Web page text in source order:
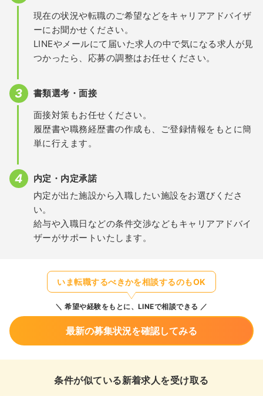
現在の状況や転職のご希望などをキャリアアドバイザ
ーにお聞かせください。
LINEやメールにて届いた求人の中で気になる求人が見
つかったら、応募の調整はお任せください。
書類選考・面接
面接対策もお任せください。
履歴書や職務経歴書の作成も、ご登録情報をもとに簡
単に行えます。
内定・内定承諾
内定が出た施設から入職したい施設をお選びくださ
い。
給与や入職日などの条件交渉などもキャリアアドバイ
ザーがサポートいたします。
いま転職するべきかを相談するのもOK
希望や経験をもとに、LINEで相談できる
最新の募集状況を確認してみる
条件が似ている新着求人を受け取る